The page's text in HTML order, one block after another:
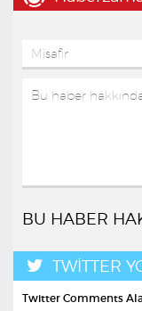
BU HABER
TWİTTER
Twitter Comments